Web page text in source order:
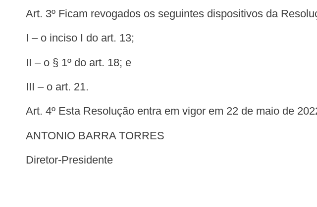
Art. 3º Ficam revogados os seguintes dispositivos da
I – o inciso I do art. 13;
II – o § 1º do art. 18; e
III – o art. 21.
Art. 4º Esta Resolução entra em vigor em 22 de maio de
ANTONIO BARRA TORRES
Diretor-Presidente